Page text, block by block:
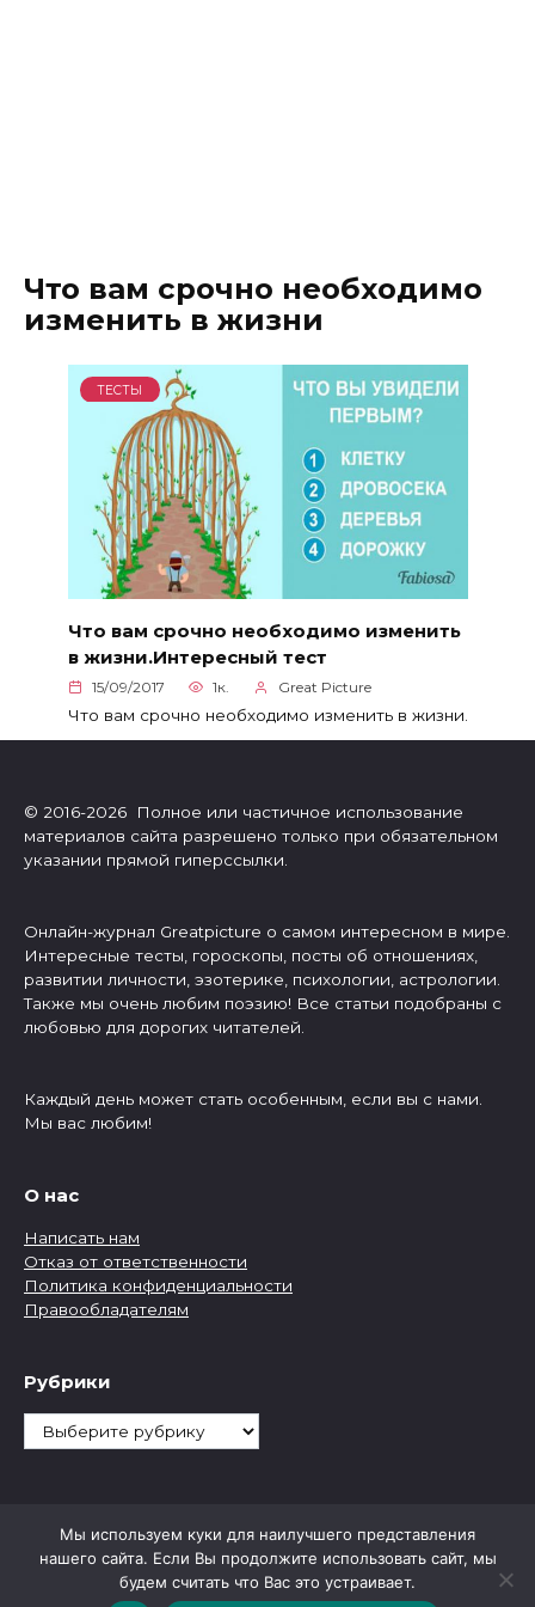
Что вам срочно необходимо
изменить в жизни
ТЕСТЫ
Что вам срочно необходимо изменить
в жизни.Интересный тест
15/09/2017 1к. Great Picture
Что вам срочно необходимо изменить в жизни.
© 2016-2026 Полное или частичное использование
материалов сайта разрешено только при обязательном
указании прямой гиперссылки.
Онлайн-журнал Greatpicture о самом интересном в мире.
Интересные тесты, гороскопы, посты об отношениях,
развитии личности, эзотерике, психологии, астрологии.
Также мы очень любим поэзию! Все статьи подобраны с
любовью для дорогих читателей.
Каждый день может стать особенным, если вы с нами.
Мы вас любим!
О нас
Написать нам
Отказ от ответственности
Политика конфиденциальности
Правообладателям
Рубрики
Рубрики
Мы используем куки для наилучшего представления
нашего сайта. Если Вы продолжите использовать сайт, мы
будем считать что Вас это устраивает.